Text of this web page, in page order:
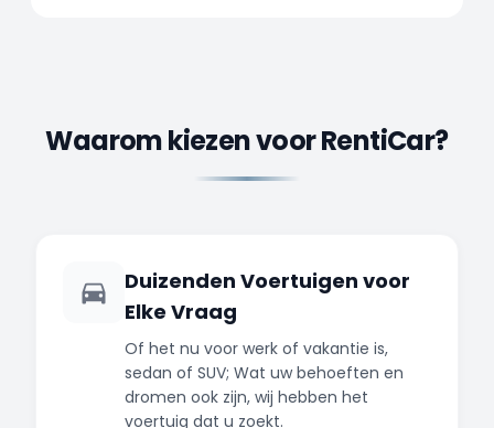
Waarom kiezen voor RentiCar?
Duizenden Voertuigen voor
Elke Vraag
Of het nu voor werk of vakantie is,
sedan of SUV; Wat uw behoeften en
dromen ook zijn, wij hebben het
voertuig dat u zoekt.